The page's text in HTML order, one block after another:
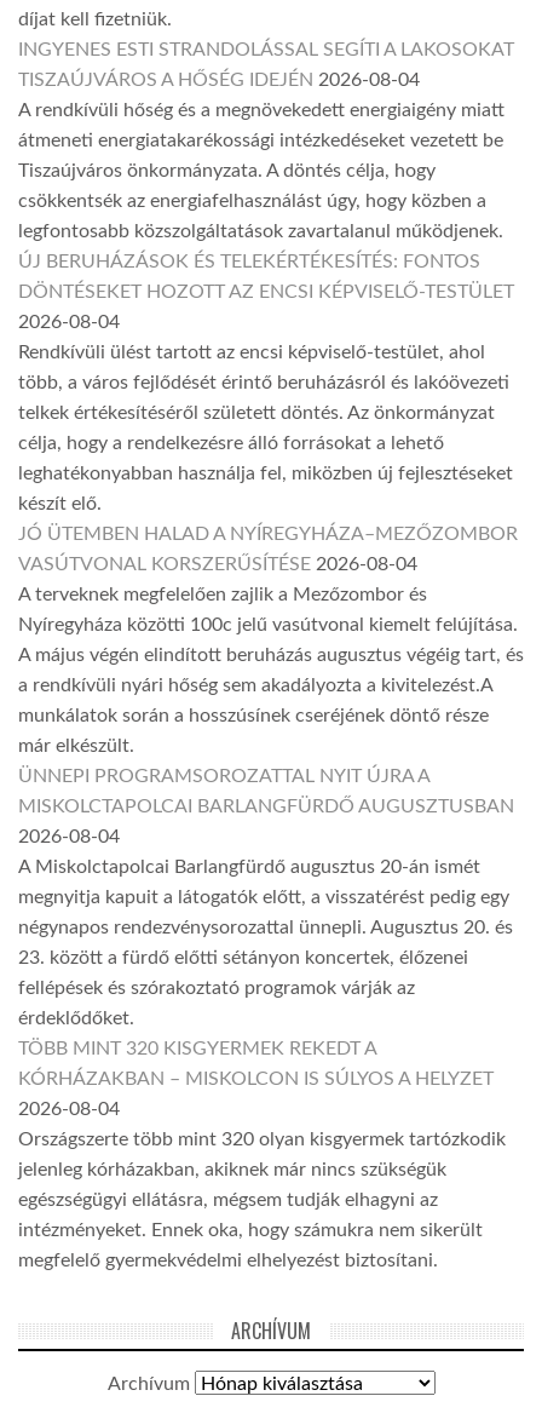
díjat kell fizetniük.
INGYENES ESTI STRANDOLÁSSAL SEGÍTI A LAKOSOKAT
TISZAÚJVÁROS A HŐSÉG IDEJÉN 2026-08-04
A rendkívüli hőség és a megnövekedett energiaigény miatt
átmeneti energiatakarékossági intézkedéseket vezetett be
Tiszaújváros önkormányzata. A döntés célja, hogy
csökkentsék az energiafelhasználást úgy, hogy közben a
legfontosabb közszolgáltatások zavartalanul működjenek.
ÚJ BERUHÁZÁSOK ÉS TELEKÉRTÉKESÍTÉS: FONTOS
DÖNTÉSEKET HOZOTT AZ ENCSI KÉPVISELŐ-TESTÜLET
2026-08-04
Rendkívüli ülést tartott az encsi képviselő-testület, ahol
több, a város fejlődését érintő beruházásról és lakóövezeti
telkek értékesítéséről született döntés. Az önkormányzat
célja, hogy a rendelkezésre álló forrásokat a lehető
leghatékonyabban használja fel, miközben új fejlesztéseket
készít elő.
JÓ ÜTEMBEN HALAD A NYÍREGYHÁZA–MEZŐZOMBOR
VASÚTVONAL KORSZERŰSÍTÉSE 2026-08-04
A terveknek megfelelően zajlik a Mezőzombor és
Nyíregyháza közötti 100c jelű vasútvonal kiemelt felújítása.
A május végén elindított beruházás augusztus végéig tart, és
a rendkívüli nyári hőség sem akadályozta a kivitelezést.A
munkálatok során a hosszúsínek cseréjének döntő része
már elkészült.
ÜNNEPI PROGRAMSOROZATTAL NYIT ÚJRA A
MISKOLCTAPOLCAI BARLANGFÜRDŐ AUGUSZTUSBAN
2026-08-04
A Miskolctapolcai Barlangfürdő augusztus 20-án ismét
megnyitja kapuit a látogatók előtt, a visszatérést pedig egy
négynapos rendezvénysorozattal ünnepli. Augusztus 20. és
23. között a fürdő előtti sétányon koncertek, élőzenei
fellépések és szórakoztató programok várják az
érdeklődőket.
TÖBB MINT 320 KISGYERMEK REKEDT A
KÓRHÁZAKBAN – MISKOLCON IS SÚLYOS A HELYZET
2026-08-04
Országszerte több mint 320 olyan kisgyermek tartózkodik
jelenleg kórházakban, akiknek már nincs szükségük
egészségügyi ellátásra, mégsem tudják elhagyni az
intézményeket. Ennek oka, hogy számukra nem sikerült
megfelelő gyermekvédelmi elhelyezést biztosítani.
ARCHÍVUM
Archívum